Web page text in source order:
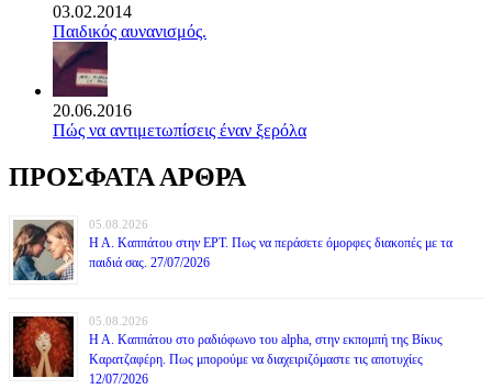
03.02.2014
Παιδικός αυνανισμός.
20.06.2016
Πώς να αντιμετωπίσεις έναν ξερόλα
ΠΡΟΣΦΑΤΑ ΑΡΘΡΑ
05.08.2026
Η Α. Καππάτου στην ΕΡΤ. Πως να περάσετε όμορφες διακοπές με τα
παιδιά σας. 27/07/2026
05.08.2026
Η Α. Καππάτου στο ραδιόφωνο του alpha, στην εκπομπή της Βίκυς
Καρατζαφέρη. Πως μπορούμε να διαχειριζόμαστε τις αποτυχίες
12/07/2026